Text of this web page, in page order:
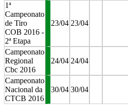
1ª
Campeonato
de Tiro
COB 2016 -
2ª Etapa
23/04 23/04
Campeonato
Regional
Cbc 2016
24/04 24/04
Campeonato
Nacional da
CTCB 2016
30/04 30/04